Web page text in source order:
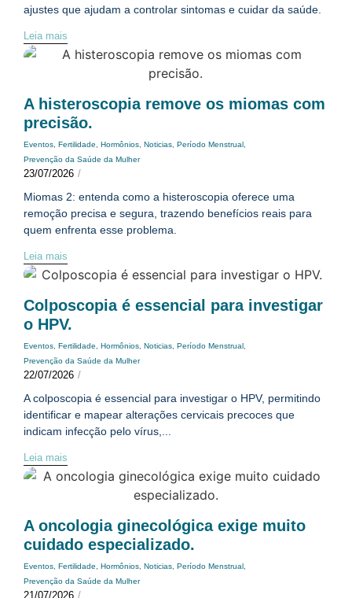
ajustes que ajudam a controlar sintomas e cuidar da saúde.
Leia mais
A histeroscopia remove os miomas com
precisão.
Eventos Fertilidade Hormônios Noticias Período Menstrual
Prevenção da Saúde da Mulher
23/07/2026 /
Miomas 2: entenda como a histeroscopia oferece uma
remoção precisa e segura, trazendo benefícios reais para
quem enfrenta esse problema.
Leia mais
Colposcopia é essencial para investigar
o HPV.
Eventos Fertilidade Hormônios Noticias Período Menstrual
Prevenção da Saúde da Mulher
22/07/2026 /
A colposcopia é essencial para investigar o HPV, permitindo
identificar e mapear alterações cervicais precoces que
indicam infecção pelo vírus,...
Leia mais
A oncologia ginecológica exige muito
cuidado especializado.
Eventos Fertilidade Hormônios Noticias Período Menstrual
Prevenção da Saúde da Mulher
21/07/2026 /